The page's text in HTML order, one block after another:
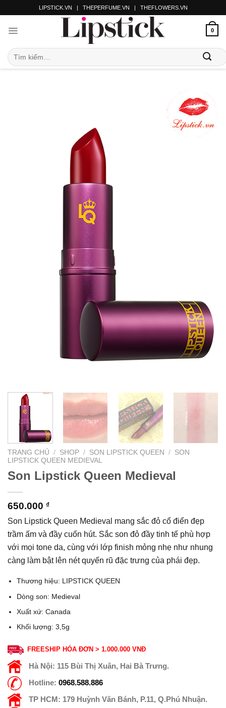
LIPSTICK.VN | THEPERFUME.VN | THEFLOWERS.VN
0
TRANG CHỦ / SHOP / SON LIPSTICK QUEEN / SON
LIPSTICK QUEEN MEDIEVAL
Son Lipstick Queen Medieval
650.000 ₫
Son Lipstick Queen Medieval mang sắc đỏ cổ điển đẹp
trầm ấm và đầy cuốn hút. Sắc son đỏ đầy tinh tế phù hợp
với mọi tone da, cùng với lớp finish mỏng nhẹ như nhung
càng làm bật lên nét quyến rũ đặc trưng của phái đẹp.
Thương hiệu: LIPSTICK QUEEN
Dòng son: Medieval
Xuất xứ: Canada
Khối lượng: 3,5g
FREESHIP HÓA ĐƠN > 1.000.000 VNĐ
Hà Nội: 115 Bùi Thị Xuân, Hai Bà Trưng.
Hotline: 0968.588.886
TP HCM: 179 Huỳnh Văn Bánh, P.11, Q.Phú Nhuận.